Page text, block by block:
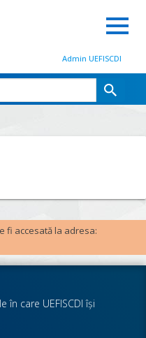
Admin UEFISCDI
fi accesată la adresa:
care UEFISCDI îşi